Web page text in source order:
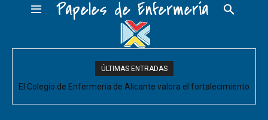
Papeles de Enfermería
ÚLTIMAS ENTRADAS
El Colegio de Enfermería de Alicante valora el fortalecimiento
acompañe de decisiones estructurales para...